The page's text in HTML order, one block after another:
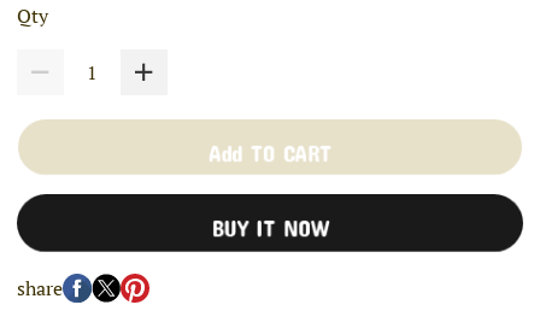
Qty
Add TO CART
BUY IT NOW
share